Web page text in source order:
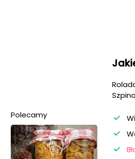
Polecamy